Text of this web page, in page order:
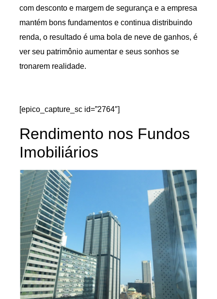
com desconto e margem de segurança e a empresa
mantém bons fundamentos e continua distribuindo
renda, o resultado é uma bola de neve de ganhos, é
ver seu patrimônio aumentar e seus sonhos se
tronarem realidade.
[epico_capture_sc id=”2764″]
Rendimento nos Fundos
Imobiliários